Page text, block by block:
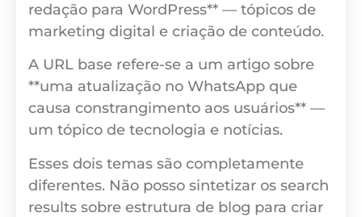
redação para WordPress** — tópicos de
marketing digital e criação de conteúdo.
A URL base refere-se a um artigo sobre
**uma atualização no WhatsApp que
causa constrangimento aos usuários** —
um tópico de tecnologia e notícias.
Esses dois temas são completamente
diferentes. Não posso sintetizar os search
results sobre estrutura de blog para criar